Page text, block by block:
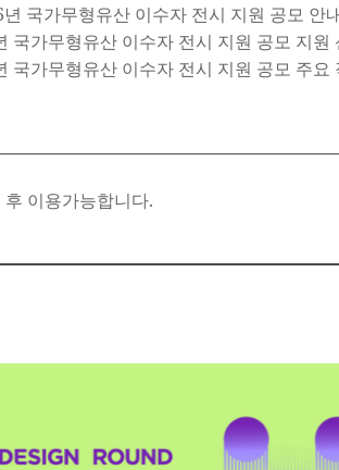
년 국가무형유산 이수자 전시 지원 공모 안
가무형유산 이수자 전시 지원 공모 지원
가무형유산 이수자 전시 지원 공모 주요
이용가능합니다.